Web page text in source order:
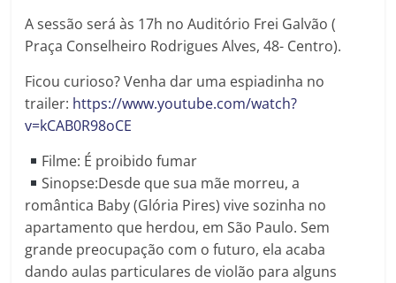
A sessão será às 17h no Auditório Frei Galvão (
Praça Conselheiro Rodrigues Alves, 48- Centro).
Ficou curioso? Venha dar uma espiadinha no
trailer: https://www.youtube.com/watch?
v=kCAB0R98oCE
Filme: É proibido fumar
Sinopse:Desde que sua mãe morreu, a
romântica Baby (Glória Pires) vive sozinha no
apartamento que herdou, em São Paulo. Sem
grande preocupação com o futuro, ela acaba
dando aulas particulares de violão para alguns